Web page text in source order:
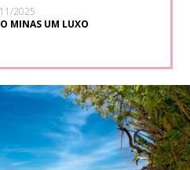
2025
MINAS UM LUXO